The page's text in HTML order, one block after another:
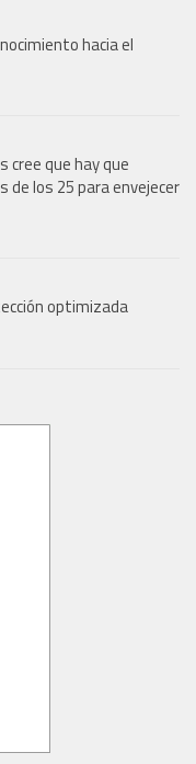
hacia el
cree que hay que
de los 25 para envejecer
optimizada